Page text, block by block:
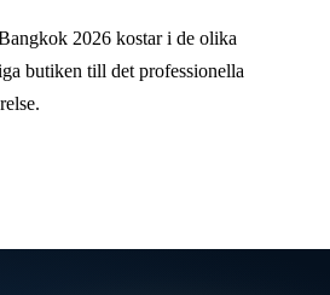
2026 kostar i de olika
butiken till det professionella